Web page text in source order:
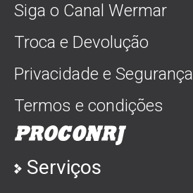
Siga o Canal Wermar
Troca e Devolução
Privacidade e Segurança
Termos e condições
Serviços